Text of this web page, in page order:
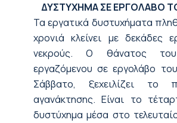
ΔΥΣΤΥΧΗΜΑ ΣΕ ΕΡΓΟΛΑΒΟ
Τα εργατικά δυστυχήματα
χρονιά κλείνει με δεκάδες
νεκρούς. Ο θάνατος του
εργαζόμενου σε εργολάβο
Σάββατο, ξεχειλίζει το
αγανάκτησης. Είναι το
δυστύχημα μέσα στο